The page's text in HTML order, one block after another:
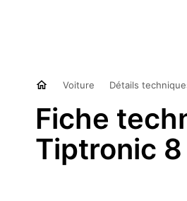
Voiture Détails
Fiche
Tiptronic